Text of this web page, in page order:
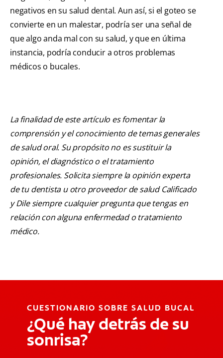
negativos en su salud dental. Aun así, si el goteo se
convierte en un malestar, podría ser una señal de
que algo anda mal con su salud, y que en última
instancia, podría conducir a otros problemas
médicos o bucales.
La finalidad de este artículo es fomentar la
comprensión y el conocimiento de temas generales
de salud oral. Su propósito no es sustituir la
opinión, el diagnóstico o el tratamiento
profesionales. Solicita siempre la opinión experta
de tu dentista u otro proveedor de salud Calificado
y Dile siempre cualquier pregunta que tengas en
relación con alguna enfermedad o tratamiento
médico.
CUESTIONARIO SOBRE SALUD BUCAL
¿Qué hay detrás de su
sonrisa?